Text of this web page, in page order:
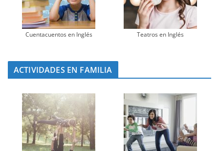
Cuentacuentos en Inglés Teatros en Inglés
ACTIVIDADES EN FAMILIA